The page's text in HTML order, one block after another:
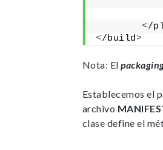
</
</build>
Nota: El
Establecemos el
archivo
clase define el